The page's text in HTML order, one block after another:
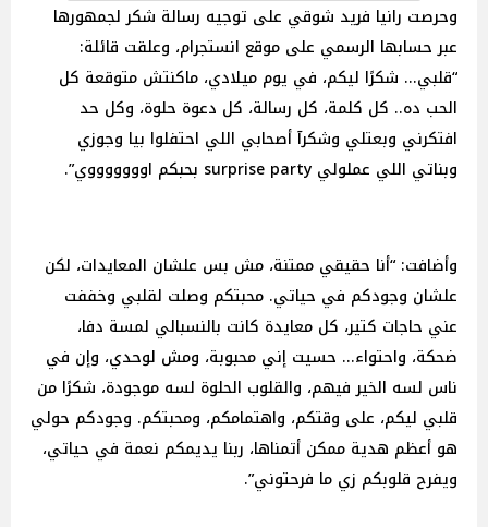
وحرصت رانيا فريد شوقي على توجيه رسالة شكر لجمهورها
عبر حسابها الرسمي على موقع انستجرام، وعلقت قائلة:
“قلبي... شكرًا ليكم، في يوم ميلادي، ماكنتش متوقعة كل
الحب ده.. كل كلمة، كل رسالة، كل دعوة حلوة، وكل حد
افتكرني وبعتلي وشكرآ أصحابي اللي احتفلوا بيا وجوزي
وبناتي اللي عملولي surprise party بحبكم اوووووووي”.
وأضافت: “أنا حقيقي ممتنة، مش بس علشان المعايدات، لكن
علشان وجودكم في حياتي. محبتكم وصلت لقلبي وخففت
عني حاجات كتير، كل معايدة كانت بالنسبالي لمسة دفا،
ضحكة، واحتواء... حسيت إني محبوبة، ومش لوحدي، وإن في
ناس لسه الخير فيهم، والقلوب الحلوة لسه موجودة، شكرًا من
قلبي ليكم، على وقتكم، واهتمامكم، ومحبتكم. وجودكم حولي
هو أعظم هدية ممكن أتمناها، ربنا يديمكم نعمة في حياتي،
ويفرح قلوبكم زي ما فرحتوني”.